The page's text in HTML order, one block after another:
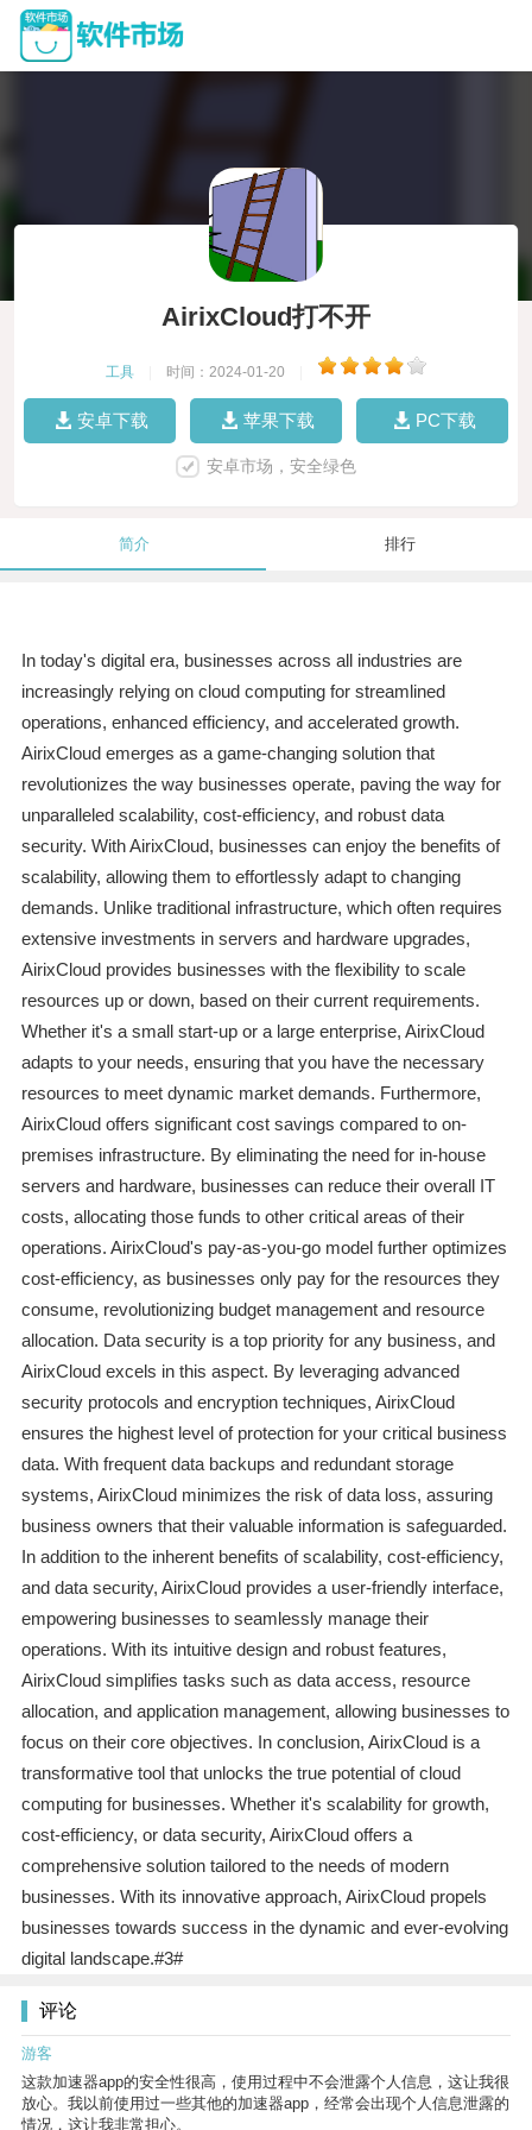
AirixCloud打不开
工具 时间：2024-01-20
安卓下载 苹果下载 PC下载
安卓市场，安全绿色
简介 排行
In today's digital era, businesses across all industries are
increasingly relying on cloud computing for streamlined
operations, enhanced efficiency, and accelerated growth.
AirixCloud emerges as a game-changing solution that
revolutionizes the way businesses operate, paving the way for
unparalleled scalability, cost-efficiency, and robust data
security. With AirixCloud, businesses can enjoy the benefits of
scalability, allowing them to effortlessly adapt to changing
demands. Unlike traditional infrastructure, which often requires
extensive investments in servers and hardware upgrades,
AirixCloud provides businesses with the flexibility to scale
resources up or down, based on their current requirements.
Whether it's a small start-up or a large enterprise, AirixCloud
adapts to your needs, ensuring that you have the necessary
resources to meet dynamic market demands. Furthermore,
AirixCloud offers significant cost savings compared to on-
premises infrastructure. By eliminating the need for in-house
servers and hardware, businesses can reduce their overall IT
costs, allocating those funds to other critical areas of their
operations. AirixCloud's pay-as-you-go model further optimizes
cost-efficiency, as businesses only pay for the resources they
consume, revolutionizing budget management and resource
allocation. Data security is a top priority for any business, and
AirixCloud excels in this aspect. By leveraging advanced
security protocols and encryption techniques, AirixCloud
ensures the highest level of protection for your critical business
data. With frequent data backups and redundant storage
systems, AirixCloud minimizes the risk of data loss, assuring
business owners that their valuable information is safeguarded.
In addition to the inherent benefits of scalability, cost-efficiency,
and data security, AirixCloud provides a user-friendly interface,
empowering businesses to seamlessly manage their
operations. With its intuitive design and robust features,
AirixCloud simplifies tasks such as data access, resource
allocation, and application management, allowing businesses to
focus on their core objectives. In conclusion, AirixCloud is a
transformative tool that unlocks the true potential of cloud
computing for businesses. Whether it's scalability for growth,
cost-efficiency, or data security, AirixCloud offers a
comprehensive solution tailored to the needs of modern
businesses. With its innovative approach, AirixCloud propels
businesses towards success in the dynamic and ever-evolving
digital landscape.#3#
评论
游客
这款加速器app的安全性很高，使用过程中不会泄露个人信息，这让我很
放心。我以前使用过一些其他的加速器app，经常会出现个人信息泄露的
情况，这让我非常担心。